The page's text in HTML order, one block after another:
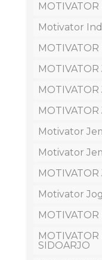
Motivator
MOTIVATOR
MOTIVATOR
MOTIVATOR
Motivator
Motivator
MOTIVATOR
Motivator
MOTIVATOR
MOTIVATOR
SIDOARJO